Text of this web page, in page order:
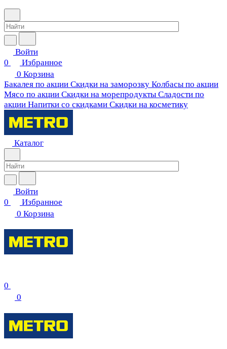
Войти
0
Избранное
0 Корзина
Бакалея по акции Скидки на заморозку Колбасы по акции
Мясо по акции Скидки на морепродукты Сладости по
акции Напитки со скидками Скидки на косметику
Каталог
Войти
0
Избранное
0 Корзина
0
0